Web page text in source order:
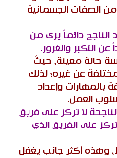
من الصفات الجسمانية
الناجح دائماً يرى من
التكبر والغرور.
حالة معينة، حيثُ
عن غيره؛ لذلك
بالمهارات وإعداد
العمل.
لا تركز على فريق
على الفريق الذي
وهذه أكثر جانب يغفل